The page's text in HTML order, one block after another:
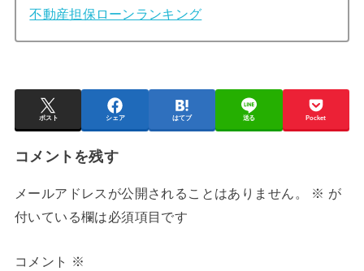
不動産担保ローンランキング
ポスト シェア はてブ 送る Pocket
コメントを残す
メールアドレスが公開されることはありません。 ※ が
付いている欄は必須項目です
コメント ※